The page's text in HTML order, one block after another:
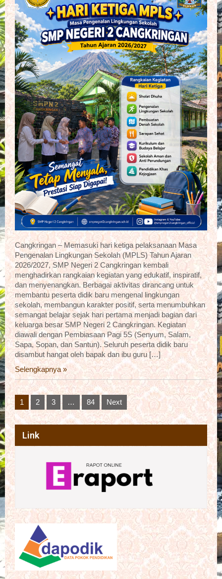
Cangkringan – Memasuki hari ketiga pelaksanaan Masa
Pengenalan Lingkungan Sekolah (MPLS) Tahun Ajaran
2026/2027, SMP Negeri 2 Cangkringan kembali
menghadirkan rangkaian kegiatan yang edukatif, inspiratif,
dan menyenangkan. Berbagai aktivitas dirancang untuk
membantu peserta didik baru mengenal lingkungan
sekolah, membangun karakter positif, serta menumbuhkan
semangat belajar sejak hari pertama menjadi bagian dari
keluarga besar SMP Negeri 2 Cangkringan. Kegiatan
diawali dengan Pembiasaan Pagi 5S (Senyum, Salam,
Sapa, Sopan, dan Santun). Seluruh peserta didik baru
disambut hangat oleh bapak dan ibu guru […]
Selengkapnya »
Posts
pagination
1 2 3 … 84 Next
Link